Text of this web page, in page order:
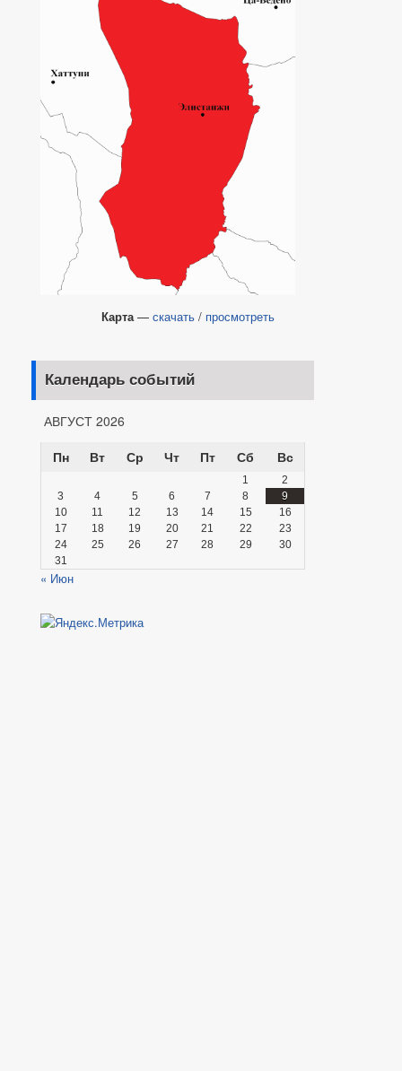
Карта— скачать / просмотреть
Календарь событий
АВГУСТ 2026
Пн
Вт Ср Чт Пт Сб Вс
1
2
3
4 5 6 7 8
9
10
11 12 13 14 15
16
17
18 19 20 21 22
23
24
25 26 27 28 29
30
31
« Июн